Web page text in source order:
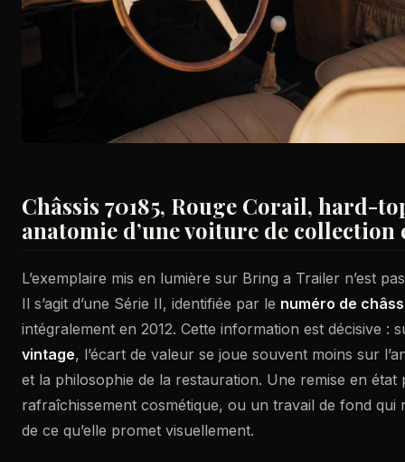
Châssis 70185, Rouge Corail, hard-
anatomie d’une voiture de
L’exemplaire mis en lumière sur Bring a Trailer n’est
Il s’agit d’une Série II, identifiée par le numéro de
intégralement en 2012. Cette information est décisive :
vintage, l’écart de valeur se joue souvent moins sur
et la philosophie de la restauration. Une remise en état
rafraîchissement cosmétique, ou un travail de fond qui
de ce qu’elle promet visuellement.